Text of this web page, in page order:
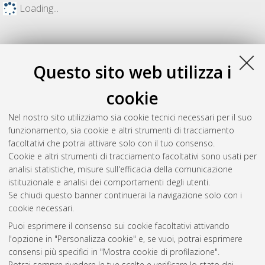
Questo sito web utilizza i
cookie
Nel nostro sito utilizziamo sia cookie tecnici necessari per il suo
funzionamento, sia cookie e altri strumenti di tracciamento
facoltativi che potrai attivare solo con il tuo consenso.
Cookie e altri strumenti di tracciamento facoltativi sono usati per
analisi statistiche, misure sull'efficacia della comunicazione
istituzionale e analisi dei comportamenti degli utenti.
Se chiudi questo banner continuerai la navigazione solo con i
cookie necessari.
Puoi esprimere il consenso sui cookie facoltativi attivando
l'opzione in "Personalizza cookie" e, se vuoi, potrai esprimere
consensi più specifici in "Mostra cookie di profilazione".
Loading...
Gestione del documento:
Atom
Rss 1.0
Rss 2.0